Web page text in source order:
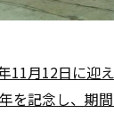
11月12日に迎
を記念し、期